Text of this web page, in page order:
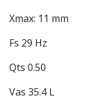
Xmax: 11 mm
Fs 29 Hz
Qts 0.50
Vas 35.4 L